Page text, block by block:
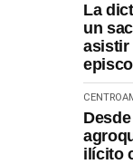
La
un
asistir
ilícito